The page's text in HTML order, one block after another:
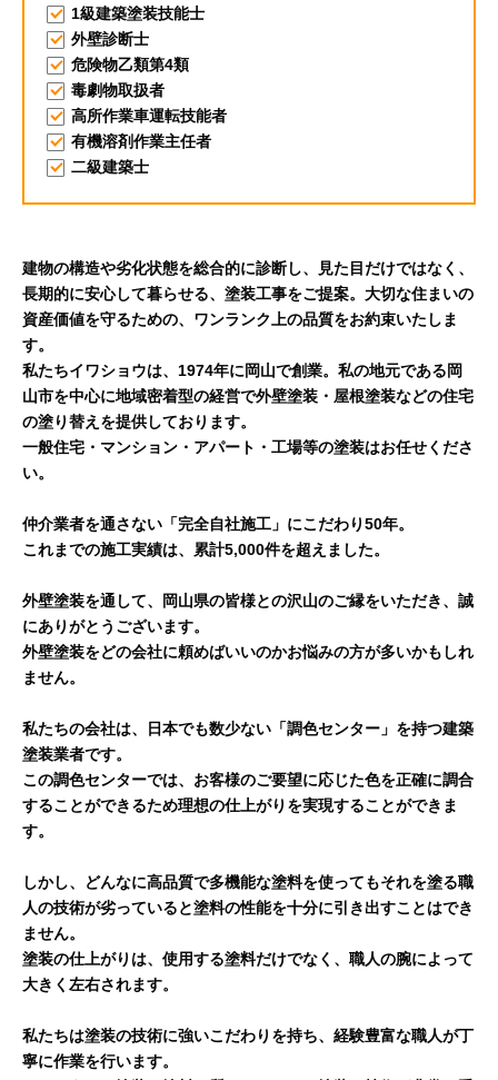
1級建築塗装技能士
外壁診断士
危険物乙類第4類
毒劇物取扱者
高所作業車運転技能者
有機溶剤作業主任者
二級建築士
建物の構造や劣化状態を総合的に診断し、見た目だけではなく、
長期的に安心して暮らせる、塗装工事をご提案。大切な住まいの
資産価値を守るための、ワンランク上の品質をお約束いたしま
す。
私たちイワショウは、1974年に岡山で創業。私の地元である岡
山市を中心に地域密着型の経営で外壁塗装・屋根塗装などの住宅
の塗り替えを提供しております。
一般住宅・マンション・アパート・工場等の塗装はお任せくださ
い。
仲介業者を通さない「完全自社施工」にこだわり50年。
これまでの施工実績は、累計5,000件を超えました。
外壁塗装を通して、岡山県の皆様との沢山のご縁をいただき、誠
にありがとうございます。
外壁塗装をどの会社に頼めばいいのかお悩みの方が多いかもしれ
ません。
私たちの会社は、日本でも数少ない「調色センター」を持つ建築
塗装業者です。
この調色センターでは、お客様のご要望に応じた色を正確に調合
することができるため理想の仕上がりを実現することができま
す。
しかし、どんなに高品質で多機能な塗料を使ってもそれを塗る職
人の技術が劣っていると塗料の性能を十分に引き出すことはでき
ません。
塗装の仕上がりは、使用する塗料だけでなく、職人の腕によって
大きく左右されます。
私たちは塗装の技術に強いこだわりを持ち、経験豊富な職人が丁
寧に作業を行います。